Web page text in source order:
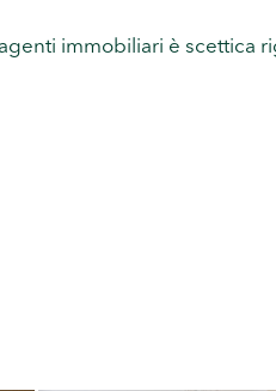
immobiliari è scettica